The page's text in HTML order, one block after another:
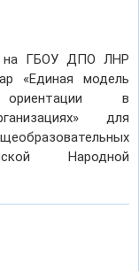
на ГБОУ ДПО ЛНР
«Единая модель
ориентации в
для
Народной